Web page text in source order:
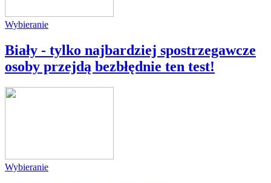
Wybieranie
Biały - tylko najbardziej spostrzegawcze
osoby przejdą bezbłędnie ten test!
Wybieranie